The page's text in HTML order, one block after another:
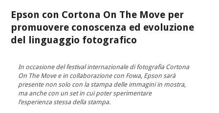
Epson con Cortona On The Move per
promuovere conoscenza ed evoluzione
del linguaggio fotografico
In occasione del festival internazionale di fotografia Cortona
On The Move e in collaborazione con Fowa, Epson sarà
presente non solo con la stampa delle immagini in mostra,
ma anche con un set in cui poter sperimentare
l’esperienza stessa della stampa.